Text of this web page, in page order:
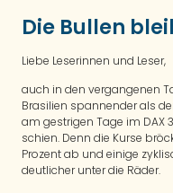
Die Bullen
Liebe Leserinnen und Leser,
auch in den vergangenen
Brasilien spannender als
am gestrigen Tage im DAX
schien. Denn die Kurse
Prozent ab und einige
deutlicher unter die Räder.